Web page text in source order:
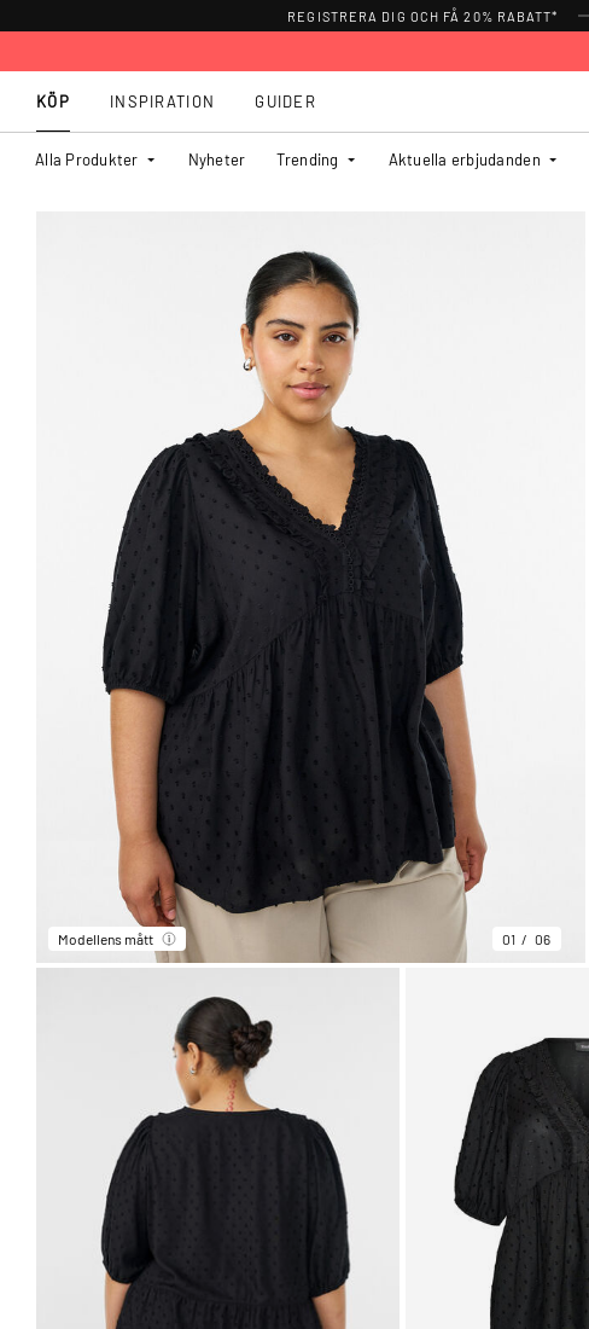
REGISTRERA DIG OCH FÅ 20% RABATT*
KÖP
Alla Produkter Nyheter Trending Aktuella erbjudanden
INSPIRATION GUIDER
Modellens mått 01 06